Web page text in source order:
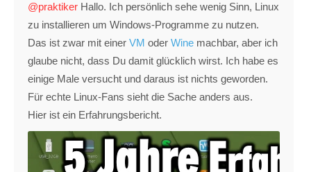
@praktiker Hallo. Ich persönlich sehe wenig Sinn, Linux
zu installieren um Windows-Programme zu nutzen.
Das ist zwar mit einer VM oder Wine machbar, aber ich
glaube nicht, dass Du damit glücklich wirst. Ich habe es
einige Male versucht und daraus ist nichts geworden.
Für echte Linux-Fans sieht die Sache anders aus.
Hier ist ein Erfahrungsbericht.